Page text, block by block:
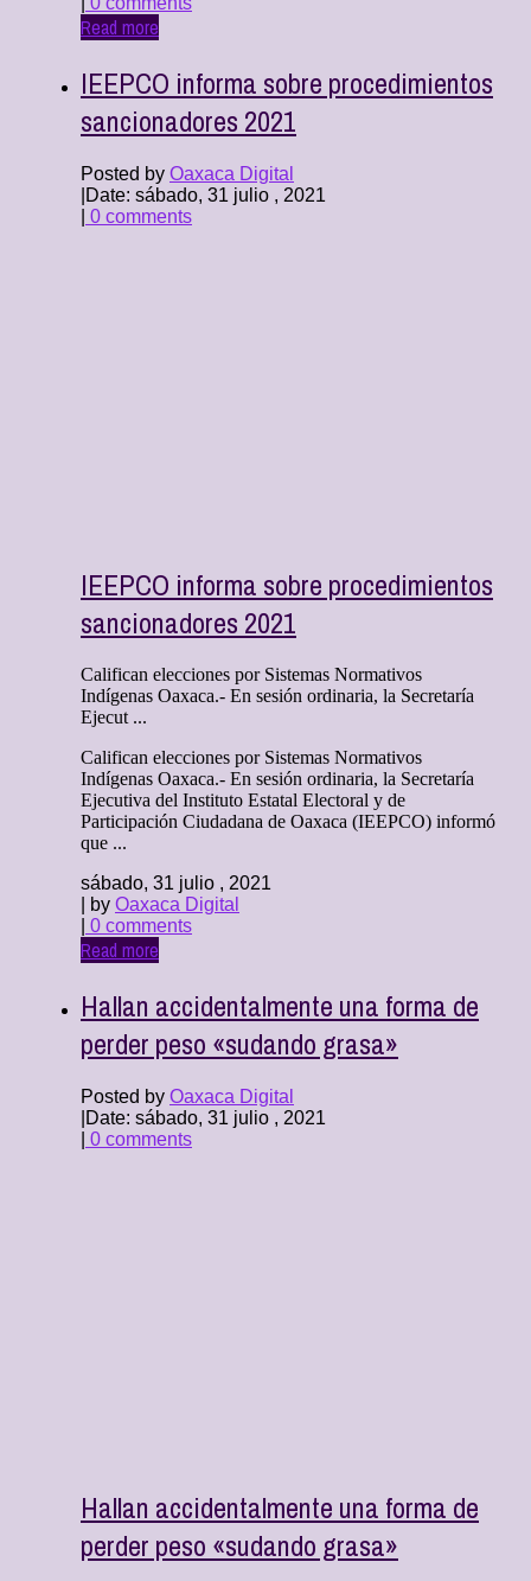
Read more
IEEPCO informa sobre procedimientos
sancionadores 2021
Posted by Oaxaca Digital
Date: sábado, 31 julio , 2021
0 comments
IEEPCO informa sobre procedimientos
sancionadores 2021
Califican elecciones por Sistemas Normativos
Indígenas Oaxaca.- En sesión ordinaria, la Secretaría
Ejecut ...
Califican elecciones por Sistemas Normativos
Indígenas Oaxaca.- En sesión ordinaria, la Secretaría
Ejecutiva del Instituto Estatal Electoral y de
Participación Ciudadana de Oaxaca (IEEPCO) informó
que ...
sábado, 31 julio , 2021
| by Oaxaca Digital
0 comments
Read more
Hallan accidentalmente una forma de
perder peso «sudando grasa»
Posted by Oaxaca Digital
Date: sábado, 31 julio , 2021
0 comments
Hallan accidentalmente una forma de
perder peso «sudando grasa»